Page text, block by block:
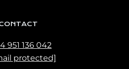
951 136 042
protected]